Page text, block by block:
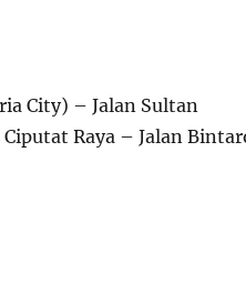
City) – Jalan Sultan
Raya – Jalan